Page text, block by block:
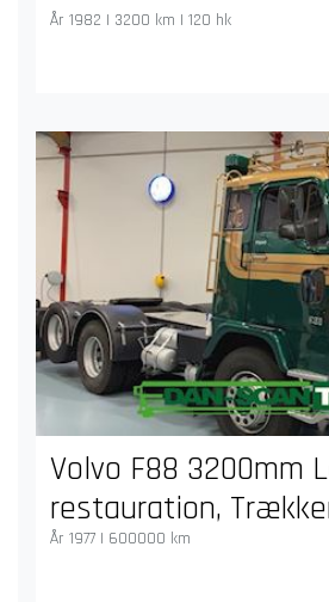
År 1982 | 3200 km | 120 hk
Volvo F88 3200mm
restauration,
År 1977 | 600000 km